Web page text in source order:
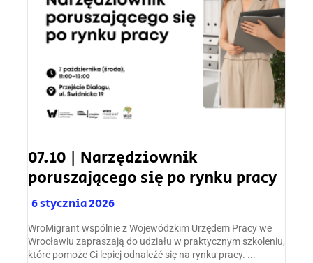
07.10 | Narzędziownik
poruszającego się po rynku pracy
6 stycznia 2026
WroMigrant wspólnie z Wojewódzkim Urzędem Pracy we
Wrocławiu zapraszają do udziału w praktycznym szkoleniu,
które pomoże Ci lepiej odnaleźć się na rynku pracy. ...